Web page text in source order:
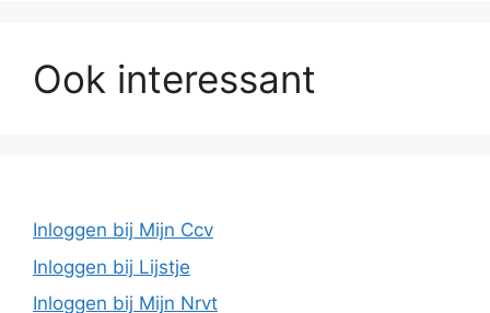
Ook interessant
Inloggen bij Mijn Ccv
Inloggen bij Lijstje
Inloggen bij Mijn Nrvt